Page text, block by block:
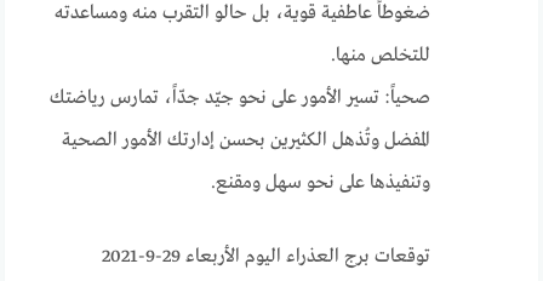
ضغوطاً عاطفية قوية، بل حالو التقرب منه ومساعدته
للتخلص منها.
صحياً: تسير الأمور على نحو جيّد جدّاً، تمارس رياضتك
المفضل وتُذهل الكثيرين بحسن إدارتك الأمور الصحية
وتنفيذها على نحو سهل ومقنع.
توقعات برج العذراء اليوم الأربعاء 29-9-2021